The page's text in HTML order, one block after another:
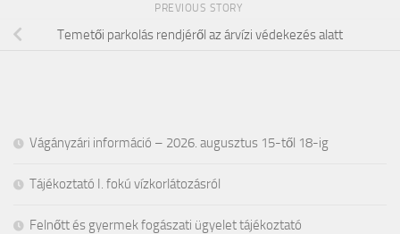
PREVIOUS STORY
Temetői parkolás rendjéről az árvízi védekezés alatt
Vágányzári információ – 2026. augusztus 15-től 18-ig
Tájékoztató I. fokú vízkorlátozásról
Felnőtt és gyermek fogászati ügyelet tájékoztató